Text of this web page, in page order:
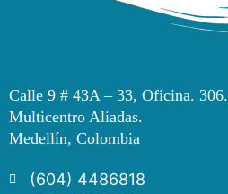
Calle 9 # 43A – 33, Oficina. 306.
Multicentro Aliadas.
Medellín, Colombia
(604) 4486818